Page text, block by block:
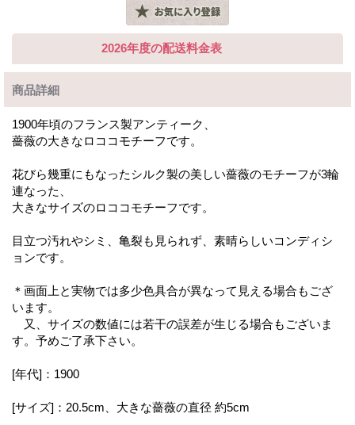
2026年度の配送料金表
商品詳細
1900年頃のフランス製アンティーク、
薔薇の大きなロココモチーフです。
花びら幾重にもなったシルク製の美しい薔薇のモチーフが3輪
連なった、
大きなサイズのロココモチーフです。
目立つ汚れやシミ、亀裂も見られず、素晴らしいコンディシ
ョンです。
＊画面上と実物では多少色具合が異なって見える場合もござ
います。
又、サイズの数値には若干の誤差が生じる場合もございま
す。予めご了承下さい。
[年代]：1900
[サイズ]：20.5cm、大きな薔薇の直径 約5cm